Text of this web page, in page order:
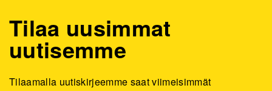
Tilaa uusimmat
uutisemme
Tilaamalla uutiskirjeemme saat viimeisimmät